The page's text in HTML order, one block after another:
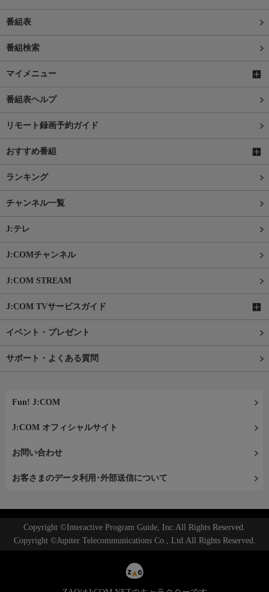
番組表
番組検索
マイメニュー
番組表ヘルプ
リモート録画予約ガイド
おすすめ番組
ランキング
チャンネル一覧
J:テレ
J:COMチャンネル
J:COM STREAM
J:COM TVサービスガイド
イベント・プレゼント
サポート・よくある質問
Fun! J:COM
J:COM オフィシャルサイト
お問い合わせ
お客さまのデータ利用･外部送信について
Copyright ©Interactive Program Guide, Inc.All Rights Reserved.
Copyright ©Jupiter Telecommunications Co., Ltd.All Rights Reserved.